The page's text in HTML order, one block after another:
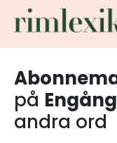
på
andra ord